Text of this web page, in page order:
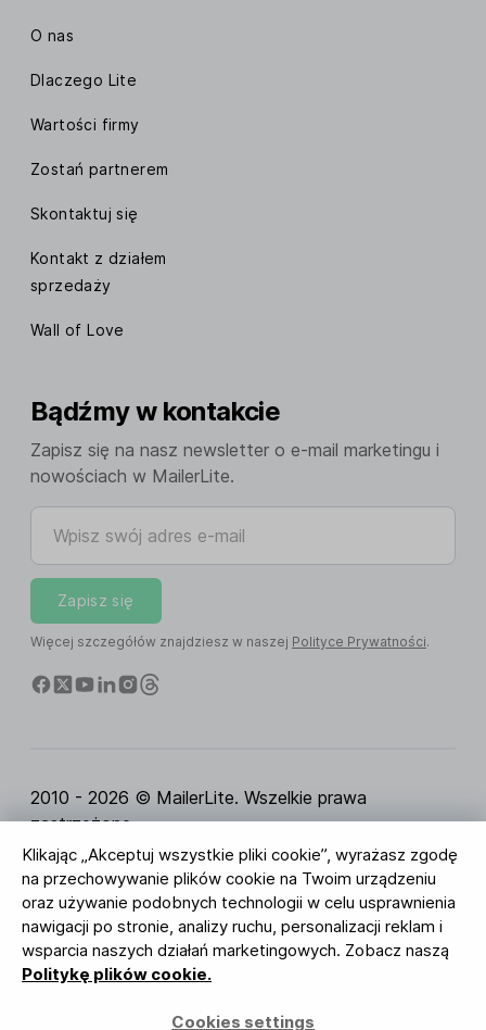
Klikając „Akceptuj wszystkie pliki cookie”, wyrażasz zgodę
na przechowywanie plików cookie na Twoim urządzeniu
oraz używanie podobnych technologii w celu usprawnienia
nawigacji po stronie, analizy ruchu, personalizacji reklam i
wsparcia naszych działań marketingowych. Zobacz naszą
Politykę plików cookie.
Cookies settings
O nas
Dlaczego Lite
Wartości firmy
Zostań partnerem
Skontaktuj się
Kontakt z działem
sprzedaży
Wall of Love
Bądźmy w kontakcie
Zapisz się na nasz newsletter o e-mail marketingu i
nowościach w MailerLite.
Wpisz swój adres e-mail
Zapisz się
Więcej szczegółów znajdziesz w naszej Polityce Prywatności.
2010 - 2026 © MailerLite. Wszelkie prawa
zastrzeżone.
Regulamin Serwisu Polityka Prywatności
Strona
zaufania
Ustawienia ciasteczek
Identyfikacja
wizualna
BUREAU VERITAS
ISO 27001 Certification
Zgodność z RODO